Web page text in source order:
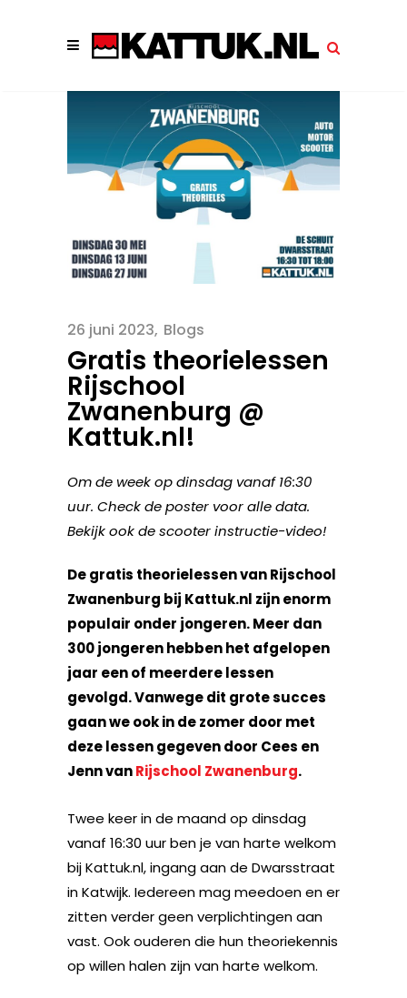
26 juni 2023 Blogs
Gratis theorielessen
Rijschool
Zwanenburg @
Kattuk.nl!
Om de week op dinsdag vanaf 16:30
uur. Check de poster voor alle data.
Bekijk ook de scooter instructie-video!
De gratis theorielessen van Rijschool
Zwanenburg bij Kattuk.nl zijn enorm
populair onder jongeren. Meer dan
300 jongeren hebben het afgelopen
jaar een of meerdere lessen
gevolgd. Vanwege dit grote succes
gaan we ook in de zomer door met
deze lessen gegeven door Cees en
Jenn vanRijschool Zwanenburg.
Twee keer in de maand op dinsdag
vanaf 16:30 uur ben je van harte welkom
bij Kattuk.nl, ingang aan de Dwarsstraat
in Katwijk. Iedereen mag meedoen en er
zitten verder geen verplichtingen aan
vast. Ook ouderen die hun theoriekennis
op willen halen zijn van harte welkom.